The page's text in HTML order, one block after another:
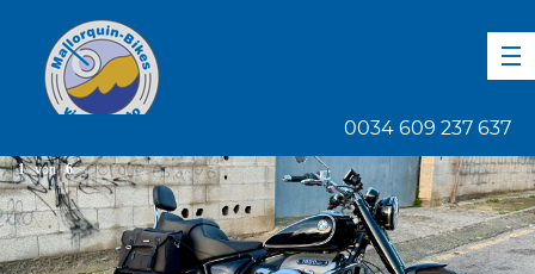
0034 609 237 637
1 von 6